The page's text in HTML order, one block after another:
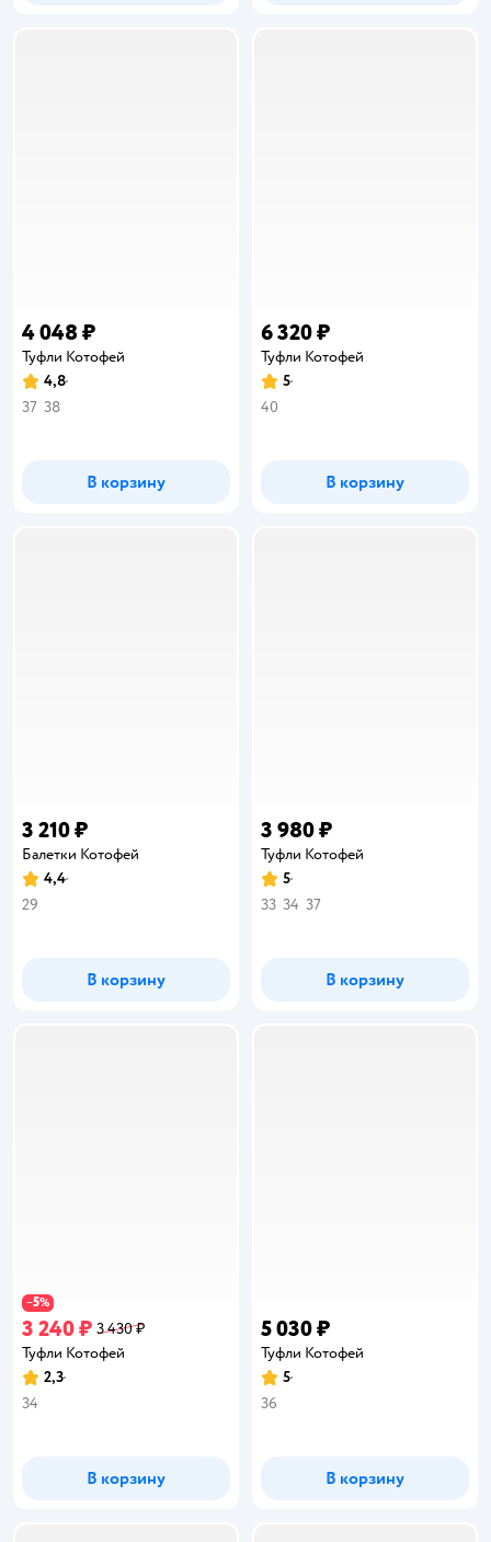
4 048 ₽
Туфли Котофей
Рейтинг:
4,8
37 38
В корзину
6 320 ₽
Туфли Котофей
Рейтинг:
5
40
В корзину
3 210 ₽
Балетки Котофей
Рейтинг:
4,4
29
В корзину
3 980 ₽
Туфли Котофей
Рейтинг:
5
33 34 37
В корзину
−5%
3 240 ₽ 3 430 ₽
Туфли Котофей
Рейтинг:
2,3
34
В корзину
5 030 ₽
Туфли Котофей
Рейтинг:
5
36
В корзину